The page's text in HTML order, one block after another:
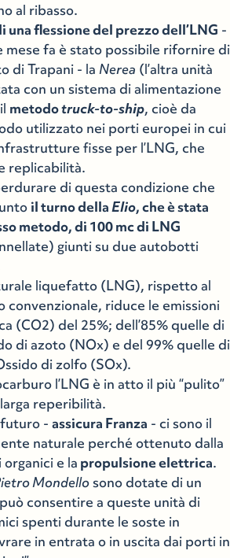
al ribasso.
flessione del prezzo dell’LNG -
mese fa è stato possibile rifornire di
di Trapani - la Nerea (l’altra unità
con un sistema di alimentazione
metodotruck-to-ship, cioè da
utilizzato nei porti europei in cui
fisse per l’LNG, che
replicabilità.
di questa condizione che
il turno dellaElio, che è stata
metodo, di 100 mc di LNG
giunti su due autobotti
liquefatto (LNG), rispetto al
convenzionale, riduce le emissioni
(CO2) del 25%; dell’85% quelle di
di azoto (NOx) e del 99% quelle di
di zolfo (SOx).
l’LNG è in atto il più “pulito”
reperibilità.
futuro - assicura Franza - ci sono il
naturale perché ottenuto dalla
e la propulsione elettrica.
Mondellosono dotate di un
consentire a queste unità di
spenti durante le soste in
in entrata o in uscita dai porti in